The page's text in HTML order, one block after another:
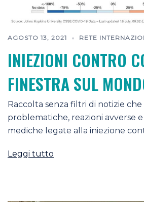
AGOSTO 13, 2021 RETE
INIEZIONI CONTRO
FINESTRA SUL
Raccolta senza filtri di notizie
problematiche, reazioni avverse
mediche legate alla iniezione
Leggi tutto